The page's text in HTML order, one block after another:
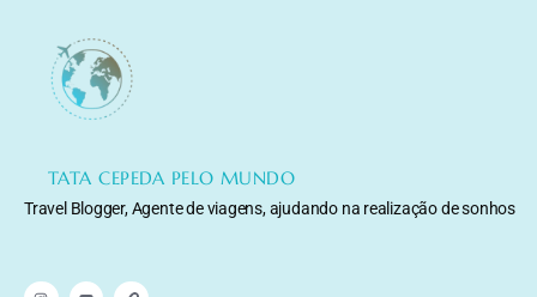
TATA CEPEDA PELO MUNDO
Travel Blogger, Agente de viagens, ajudando na realização de sonhos